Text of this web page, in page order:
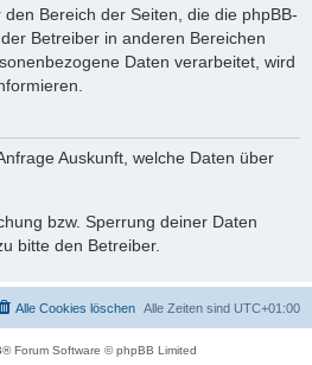
Bereich der Seiten, die die phpBB-
Betreiber in anderen Bereichen
Daten verarbeitet, wird
Auskunft, welche Daten über
bzw. Sperrung deiner Daten
bitte den Betreiber.
Alle Zeiten sind UTC+01:00
Alle Cookies löschen
® Forum Software © phpBB Limited